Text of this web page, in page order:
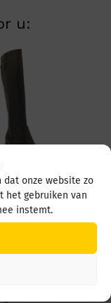
dat onze website zo
het gebruiken van
instemt.
u:
i308860D
100 zwart